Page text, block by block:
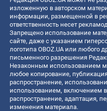
изложенную в авторском
информации, размещенной в
ответственность несет
Запрещено использование
сайте, даже с указанием
логотипа OBOZ.UA или любого
письменного разрешения
Незаконным использованием
любое копирование,
распространение,
использованием, включением в
распространение, адаптация,
изменения материала.